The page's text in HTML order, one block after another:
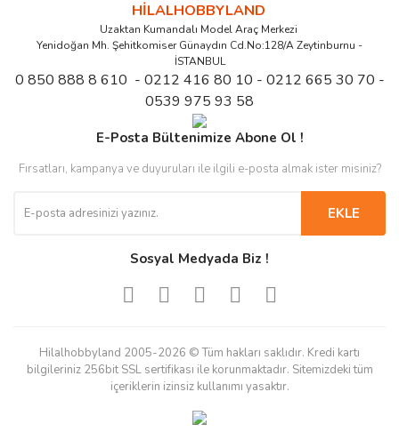
HİLALHOBBYLAND
Uzaktan Kumandalı Model Araç Merkezi
Yenidoğan Mh. Şehitkomiser Günaydın Cd.No:128/A Zeytinburnu -
İSTANBUL
0 850 888 8 610 - 0212 416 80 10 - 0212 665 30 70 -
0539 975 93 58
E-Posta Bültenimize Abone Ol !
Fırsatları, kampanya ve duyuruları ile ilgili e-posta almak ister misiniz?
EKLE
Sosyal Medyada Biz !
Hilalhobbyland 2005-2026 © Tüm hakları saklıdır. Kredi kartı
bilgileriniz 256bit SSL sertifikası ile korunmaktadır. Sitemizdeki tüm
içeriklerin izinsiz kullanımı yasaktır.